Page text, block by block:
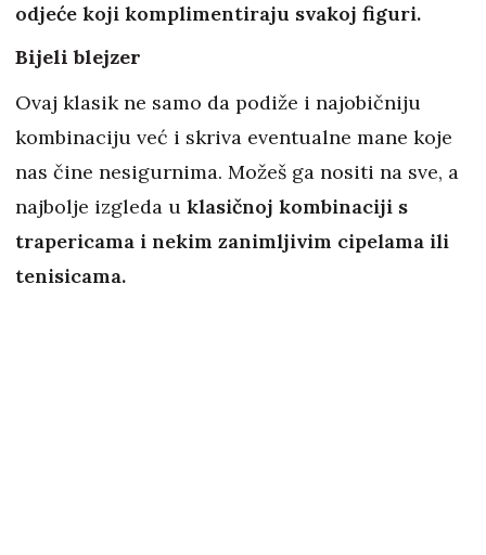
odjeće koji komplimentiraju svakoj figuri.
Bijeli blejzer
Ovaj klasik ne samo da podiže i najobičniju
kombinaciju već i skriva eventualne mane koje
nas čine nesigurnima. Možeš ga nositi na sve, a
najbolje izgleda u klasičnoj kombinaciji s
trapericama i nekim zanimljivim cipelama ili
tenisicama.